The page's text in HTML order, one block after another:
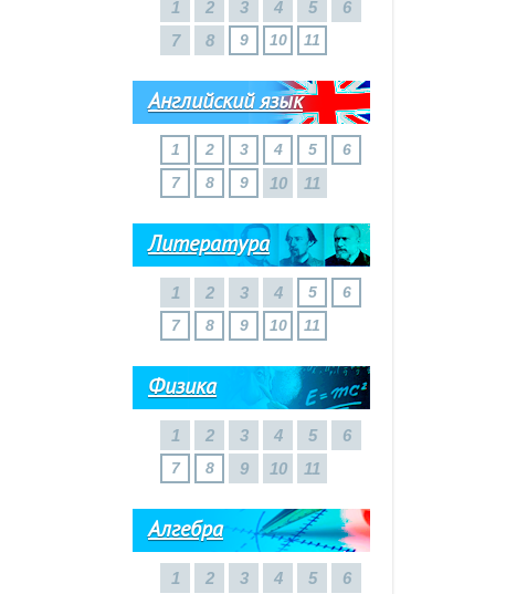
1 2 3 4 5
6
7
8 9 10 11
Английский язык
1 2 3 4 5
6
7
8 9 10 11
Литература
1 2 3 4 5
6
7
8 9 10 11
Физика
1 2 3 4 5 6
7 8 9 10 11
Алгебра
1 2 3 4 5 6